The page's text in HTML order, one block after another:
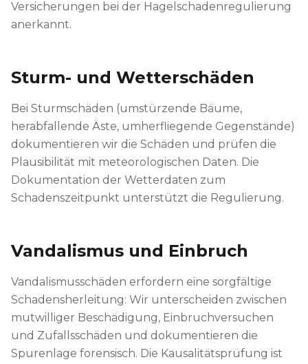
Versicherungen bei der Hagelschadenregulierung
anerkannt.
Sturm- und Wetterschäden
Bei Sturmschäden (umstürzende Bäume,
herabfallende Äste, umherfliegende Gegenstände)
dokumentieren wir die Schäden und prüfen die
Plausibilität mit meteorologischen Daten. Die
Dokumentation der Wetterdaten zum
Schadenszeitpunkt unterstützt die Regulierung.
Vandalismus und Einbruch
Vandalismusschäden erfordern eine sorgfältige
Schadensherleitung: Wir unterscheiden zwischen
mutwilliger Beschädigung, Einbruchversuchen
und Zufallsschäden und dokumentieren die
Spurenlage forensisch. Die Kausalitätsprüfung ist